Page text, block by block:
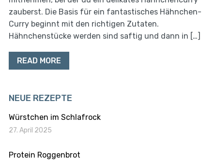
zauberst. Die Basis für ein fantastisches Hähnchen-
Curry beginnt mit den richtigen Zutaten.
Hähnchenstücke werden sind saftig und dann in […]
READ MORE
NEUE REZEPTE
Würstchen im Schlafrock
27. April 2025
Protein Roggenbrot